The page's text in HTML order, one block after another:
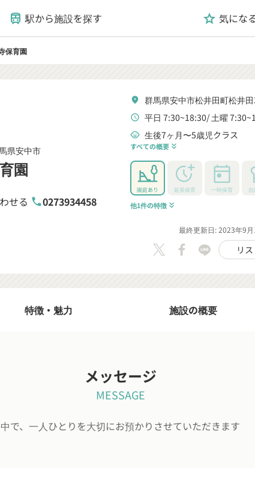
train 駅から施設を探す grade 気にな
保育園
県安中市
園
せる phone0273934458
location_on 群馬県安中市松井田町松井
schedule 平日 7:30~18:30 土曜
child_care 生後7ヶ月〜5歳児クラス
すべての概要 keyboard_double_arrow_down
園庭あり 延長保育 一時保育
他1件の特徴 keyboard_double_arrow_down
最終更新日: 2023年9
リ
特徴・魅力 施設の概要
メッセージ
MESSAGE
で、一人ひとりを大切にお預かりさせていただきます